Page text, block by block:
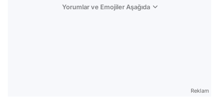
Yorumlar ve Emojiler Aşağıda
Reklam